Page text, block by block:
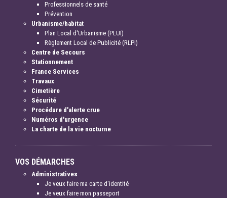
Professionnels de santé
Prévention
Urbanisme/habitat
Plan Local d'Urbanisme (PLUI)
Règlement Local de Publicité (RLPI)
Centre de Secours
Stationnement
France Services
Travaux
Cimetière
Sécurité
Procédure d'alerte crue
Numéros d'urgence
La charte de la vie nocturne
VOS DÉMARCHES
Administratives
Je veux faire ma carte d'identité
Je veux faire mon passeport